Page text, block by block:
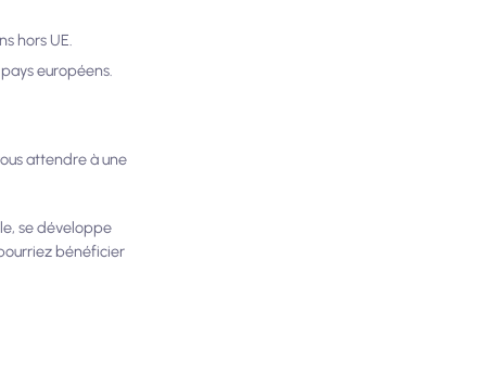
hors UE.
européens.
attendre à une
se développe
bénéficier